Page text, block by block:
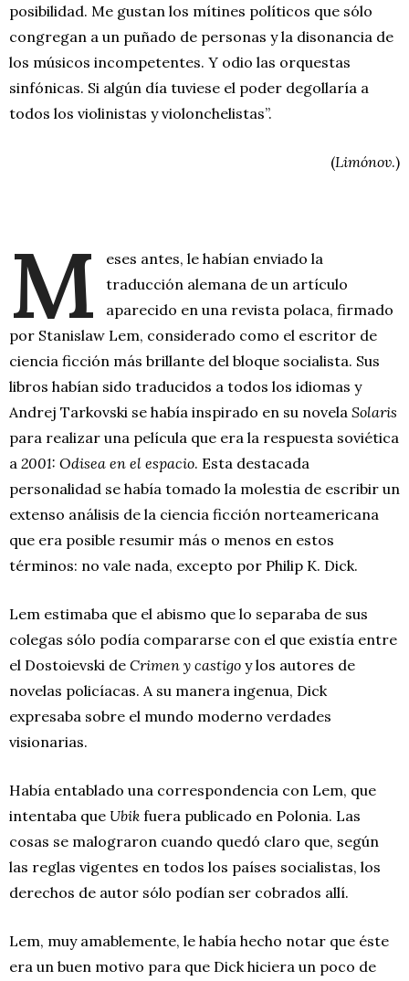
posibilidad. Me gustan los mítines políticos que sólo
congregan a un puñado de personas y la disonancia de
los músicos incompetentes. Y odio las orquestas
sinfónicas. Si algún día tuviese el poder degollaría a
todos los violinistas y violonchelistas”.
(Limónov.)
M
eses antes, le habían enviado la
traducción alemana de un artículo
aparecido en una revista polaca, firmado
por Stanislaw Lem, considerado como el escritor de
ciencia ficción más brillante del bloque socialista. Sus
libros habían sido traducidos a todos los idiomas y
Andrej Tarkovski se había inspirado en su novela Solaris
para realizar una película que era la respuesta soviética
a 2001: Odisea en el espacio. Esta destacada
personalidad se había tomado la molestia de escribir un
extenso análisis de la ciencia ficción norteamericana
que era posible resumir más o menos en estos
términos: no vale nada, excepto por Philip K. Dick.
Lem estimaba que el abismo que lo separaba de sus
colegas sólo podía compararse con el que existía entre
el Dostoievski de Crimen y castigo y los autores de
novelas policíacas. A su manera ingenua, Dick
expresaba sobre el mundo moderno verdades
visionarias.
Había entablado una correspondencia con Lem, que
intentaba que Ubik fuera publicado en Polonia. Las
cosas se malograron cuando quedó claro que, según
las reglas vigentes en todos los países socialistas, los
derechos de autor sólo podían ser cobrados allí.
Lem, muy amablemente, le había hecho notar que éste
era un buen motivo para que Dick hiciera un poco de